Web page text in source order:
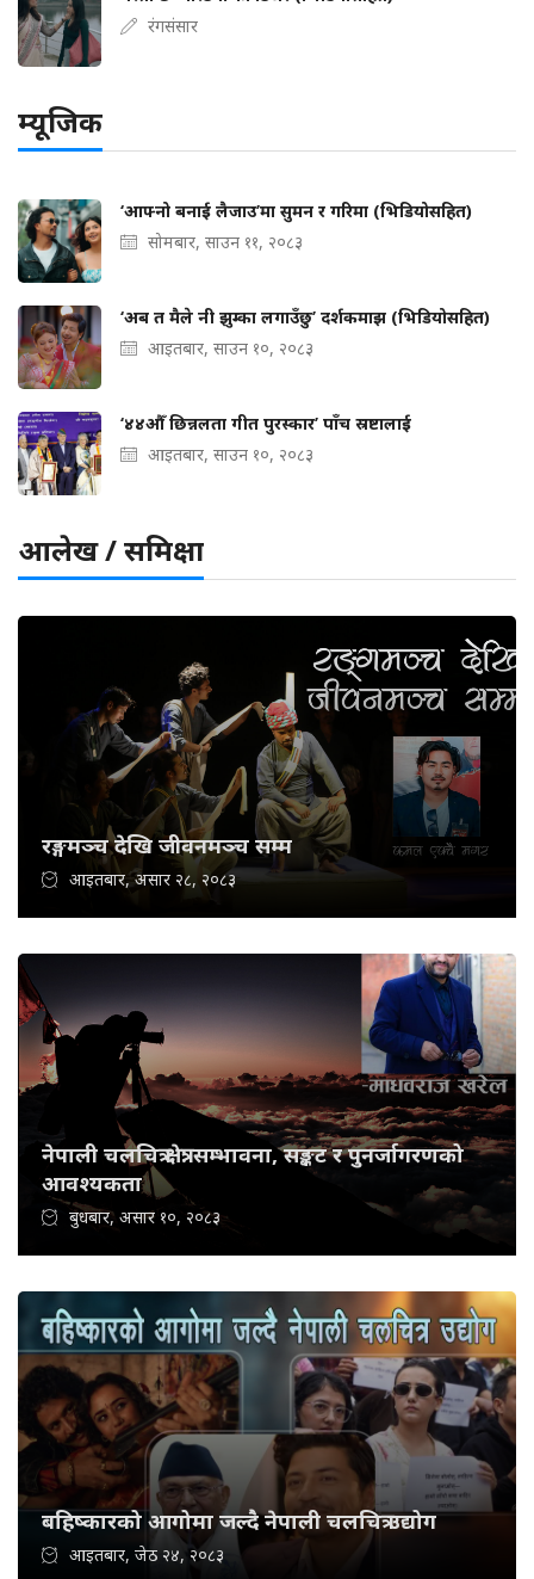
रंगसंसार
म्यूजिक
‘आफ्नो बनाई लैजाउ’मा सुमन र गरिमा (भिडियोसहित)
सोमबार, साउन ११, २०८३
‘अब त मैले नी झुम्का लगाउँछु’ दर्शकमाझ (भिडियोसहित)
आइतबार, साउन १०, २०८३
‘४४औँ छिन्नलता गीत पुरस्कार’ पाँच स्रष्टालाई
आइतबार, साउन १०, २०८३
आलेख / समिक्षा
रङ्गमञ्च देखि जीवनमञ्च सम्म
आइतबार, असार २८, २०८३
नेपाली चलचित्र क्षेत्र: सम्भावना, सङ्कट र पुनर्जागरणको
आवश्यकता
बुधबार, असार १०, २०८३
बहिष्कारको आगोमा जल्दै नेपाली चलचित्र उद्योग
आइतबार, जेठ २४, २०८३